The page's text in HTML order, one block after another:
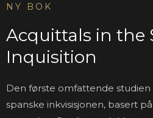
NY BOK
Acquittals in the
Inquisition
Den første omfattende studien
spanske inkvisisjonen, basert